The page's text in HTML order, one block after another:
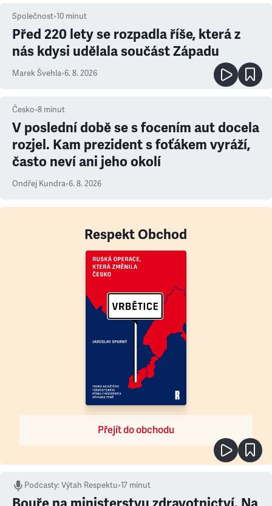
Společnost•10 minut
Před 220 lety se rozpadla říše, která z
nás kdysi udělala součást Západu
Marek Švehla•6. 8. 2026
Česko•8 minut
V poslední době se s focením aut docela
rozjel. Kam prezident s foťákem vyráží,
často neví ani jeho okolí
Ondřej Kundra•6. 8. 2026
Respekt Obchod
Přejít do obchodu
Podcasty:Výtah Respektu•17 minut